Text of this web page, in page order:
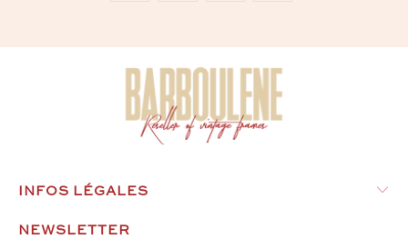
INFOS LÉGALES
NEWSLETTER